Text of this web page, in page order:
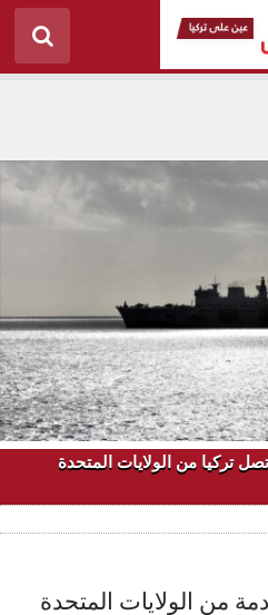
تركيا من الولايات المتحدة
من الولايات المتحدة